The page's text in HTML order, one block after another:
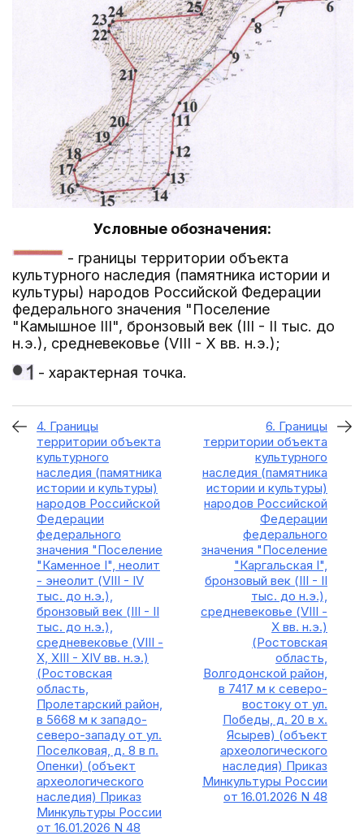
Условные обозначения:
- границы территории объекта
культурного наследия (памятника истории и
культуры) народов Российской Федерации
федерального значения "Поселение
"Камышное III", бронзовый век (III - II тыс. до
н.э.), средневековье (VIII - X вв. н.э.);
- характерная точка.
4. Границы
территории объекта
культурного
наследия (памятника
истории и культуры)
народов Российской
Федерации
федерального
значения "Поселение
"Каменное I", неолит
- энеолит (VIII - IV
тыс. до н.э.),
бронзовый век (III - II
тыс. до н.э.),
средневековье (VIII -
X, XIII - XIV вв. н.э.)
(Ростовская
область,
Пролетарский район,
в 5668 м к западо-
северо-западу от ул.
Поселковая, д. 8 в п.
Опенки) (объект
археологического
наследия) Приказ
Минкультуры России
от 16.01.2026 N 48
6. Границы
территории объекта
культурного
наследия (памятника
истории и культуры)
народов Российской
Федерации
федерального
значения "Поселение
"Каргальская I",
бронзовый век (III - II
тыс. до н.э.),
средневековье (VIII -
X вв. н.э.)
(Ростовская
область,
Волгодонской район,
в 7417 м к северо-
востоку от ул.
Победы, д. 20 в х.
Ясырев) (объект
археологического
наследия) Приказ
Минкультуры России
от 16.01.2026 N 48